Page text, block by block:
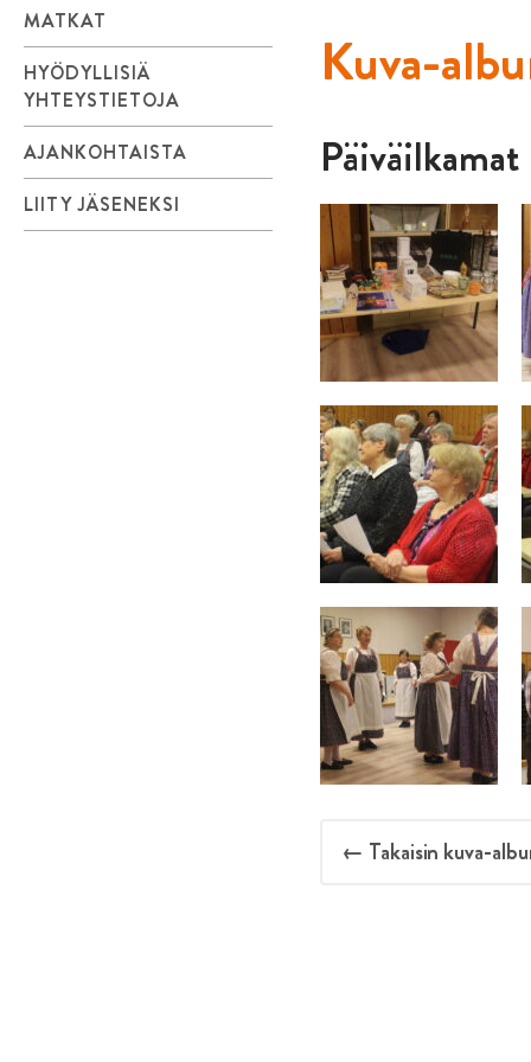
MATKAT
HYÖDYLLISIÄ
YHTEYSTIETOJA
AJANKOHTAISTA
LIITY JÄSENEKSI
Kuva-
Päiväilkamat
← Takaisin kuva-